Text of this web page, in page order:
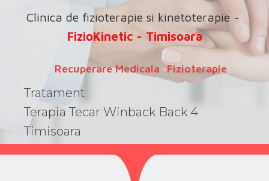
Clinica de fizioterapie si kinetoterapie -
FizioKinetic - Timisoara
Recuperare Medicala -Fizioterapie
Tratament
Terapia Tecar Winback Back 4
Timisoara